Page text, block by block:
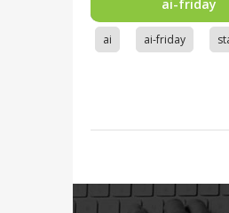
ai-friday
ai ai-friday